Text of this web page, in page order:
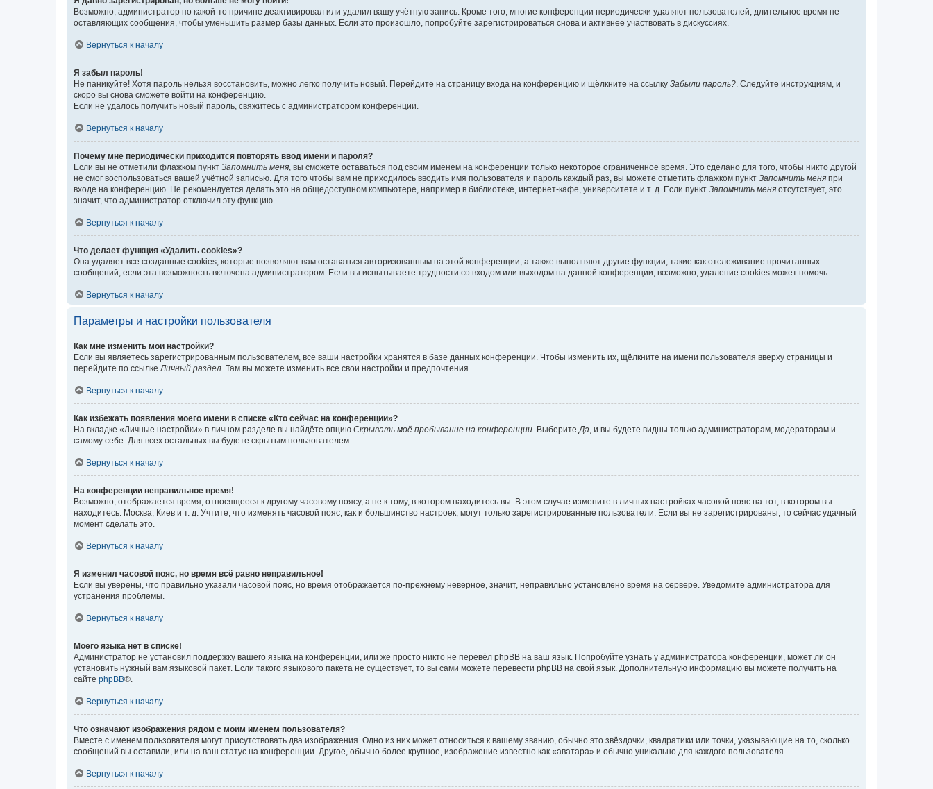
Возможно, администратор по какой-то причине деактивировал или удалил вашу учётную запись. Кроме того, многие конференции периодически удаляют пользователей, длительное время не
оставляющих сообщения, чтобы уменьшить размер базы данных. Если это произошло, попробуйте зарегистрироваться снова и активнее участвовать в дискуссиях.
Вернуться к началу
Я забыл пароль!
Не паникуйте! Хотя пароль нельзя восстановить, можно легко получить новый. Перейдите на страницу входа на конференцию и щёлкните на ссылку Забыли пароль? . Следуйте инструкциям, и
скоро вы снова сможете войти на конференцию.
Если не удалось получить новый пароль, свяжитесь с администратором конференции.
Вернуться к началу
Почему мне периодически приходится повторять ввод имени и пароля?
Если вы не отметили флажком пункт Запомнить меня , вы сможете оставаться под своим именем на конференции только некоторое ограниченное время. Это сделано для того, чтобы никто другой
не смог воспользоваться вашей учётной записью. Для того чтобы вам не приходилось вводить имя пользователя и пароль каждый раз, вы можете отметить флажком пункт Запомнить меня при
входе на конференцию. Не рекомендуется делать это на общедоступном компьютере, например в библиотеке, интернет-кафе, университете и т. д. Если пункт Запомнить меня отсутствует, это
значит, что администратор отключил эту функцию.
Вернуться к началу
Что делает функция «Удалить cookies»?
Она удаляет все созданные cookies, которые позволяют вам оставаться авторизованным на этой конференции, а также выполняют другие функции, такие как отслеживание прочитанных
сообщений, если эта возможность включена администратором. Если вы испытываете трудности со входом или выходом на данной конференции, возможно, удаление cookies может помочь.
Вернуться к началу
Параметры и настройки пользователя
Как мне изменить мои настройки?
Если вы являетесь зарегистрированным пользователем, все ваши настройки хранятся в базе данных конференции. Чтобы изменить их, щёлкните на имени пользователя вверху страницы и
перейдите по ссылке Личный раздел . Там вы можете изменить все свои настройки и предпочтения.
Вернуться к началу
Как избежать появления моего имени в списке «Кто сейчас на конференции»?
На вкладке «Личные настройки» в личном разделе вы найдёте опцию Скрывать моё пребывание на конференции . Выберите Да , и вы будете видны только администраторам, модераторам и
самому себе. Для всех остальных вы будете скрытым пользователем.
Вернуться к началу
На конференции неправильное время!
Возможно, отображается время, относящееся к другому часовому поясу, а не к тому, в котором находитесь вы. В этом случае измените в личных настройках часовой пояс на тот, в котором вы
находитесь: Москва, Киев и т. д. Учтите, что изменять часовой пояс, как и большинство настроек, могут только зарегистрированные пользователи. Если вы не зарегистрированы, то сейчас удачный
момент сделать это.
Вернуться к началу
Я изменил часовой пояс, но время всё равно неправильное!
Если вы уверены, что правильно указали часовой пояс, но время отображается по-прежнему неверное, значит, неправильно установлено время на сервере. Уведомите администратора для
устранения проблемы.
Вернуться к началу
Моего языка нет в списке!
Администратор не установил поддержку вашего языка на конференции, или же просто никто не перевёл phpBB на ваш язык. Попробуйте узнать у администратора конференции, может ли он
установить нужный вам языковой пакет. Если такого языкового пакета не существует, то вы сами можете перевести phpBB на свой язык. Дополнительную информацию вы можете получить на
сайте phpBB®.
Вернуться к началу
Что означают изображения рядом с моим именем пользователя?
Вместе с именем пользователя могут присутствовать два изображения. Одно из них может относиться к вашему званию, обычно это звёздочки, квадратики или точки, указывающие на то, сколько
сообщений вы оставили, или на ваш статус на конференции. Другое, обычно более крупное, изображение известно как «аватара» и обычно уникально для каждого пользователя.
Вернуться к началу